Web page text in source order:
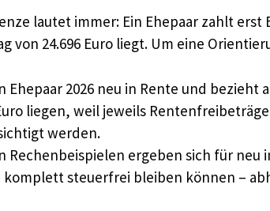
lautet immer: Ein Ehepaar zahlt
von 24.696 Euro liegt. Um eine
Ehepaar 2026 neu in Rente und bezieht
liegen, weil jeweils
werden.
Rechenbeispielen ergeben sich für
komplett steuerfrei bleiben können –